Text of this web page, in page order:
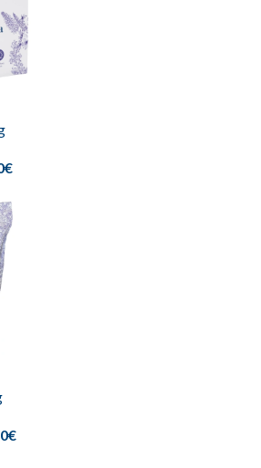
poulain en croissance… Ainsi nous
la distribution d’un CMV lorsque les
de soutenir la santé osseuse, la vitalité et
Afin de simplifier la distribution d’un
sous forme de croquette ou
directement à la main. Il est idéal
: le CMV bonbon cheval
un CMV cheval sous forme de bonbons
pensé pour simplifier l’apport quotidien
Adapté aux chevaux au pré et en
pour couvrir les besoins en calcium,
et vitamines, tout en restant pauvre en
et sans excès.
à la main, ces bonbons complètent
€
€